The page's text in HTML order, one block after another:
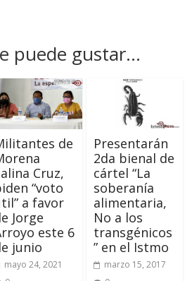
puede gustar...
de
Cruz,
“voto
a favor
Jorge
este 6
junio
mayo 24, 2021
Presentarán
2da bienal de
cártel “La
soberanía
alimentaria,
No a los
transgénicos
” en el Istmo
marzo 15, 2017